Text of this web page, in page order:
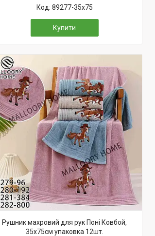
89277-35х75
Купити
Рушник махровий для рук Поні Ковбой,
35х75см упаковка 12шт.